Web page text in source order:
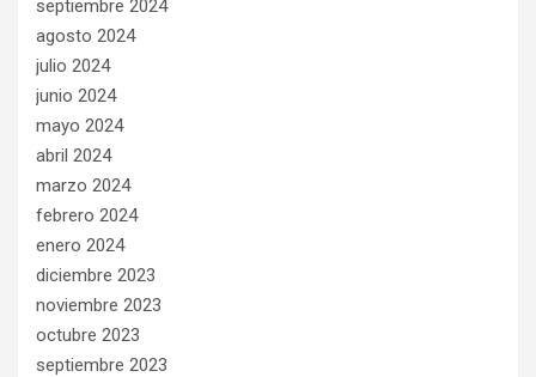
septiembre 2024
agosto 2024
julio 2024
junio 2024
mayo 2024
abril 2024
marzo 2024
febrero 2024
enero 2024
diciembre 2023
noviembre 2023
octubre 2023
septiembre 2023